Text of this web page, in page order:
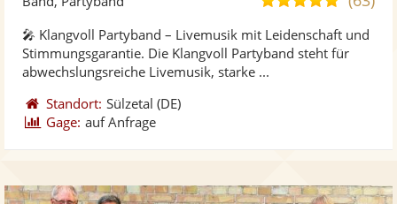
Fotos
5
🎤 Klangvoll Partyband – Livemusik mit Leidenschaft und
Stimmungsgarantie. Die Klangvoll Partyband steht für
abwechslungsreiche Livemusik, starke ...
Standort: Sülzetal (DE)
Gage: auf Anfrage